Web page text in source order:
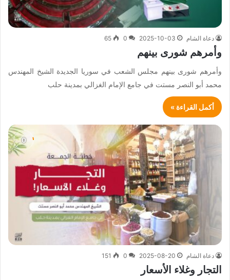
دعاة الشام 2025-10-03
0
65
وأمرهم شورى بينهم
وأمرهم شورى بينهم مجلس الشعب في سوريا الجديدة الشيخ المهندس
محمد أبو النصر مستت في جامع الإمام الغزالي بمدينة حلب
أكمل القراءة »
دعاة الشام 2025-08-20
0
151
التجار وغلاء الأسعار